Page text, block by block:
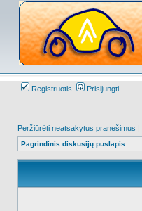
Registruotis Prisijungti
Peržiūrėti neatsakytus pranešimus |
Pagrindinis diskusijų puslapis